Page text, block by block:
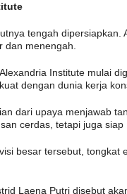
tengah
dan menengah.
Institute mulai
dengan dunia kerja
dari upaya menjawab
cerdas, tetapi juga
besar tersebut, tongkat
Laena Putri disebut